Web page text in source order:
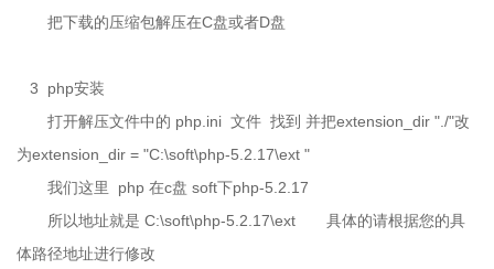
把下载的压缩包解压在C盘或者D盘
3 php安装
打开解压文件中的 php.ini 文件 找到 并把extension_dir "./"改
为extension_dir = "C:\soft\php-5.2.17\ext "
我们这里
php 在c盘 soft下php-5.2.17
所以地址就是 C:\soft\php-5.2.17\ext 具体的请根据您的具
体路径地址进行修改